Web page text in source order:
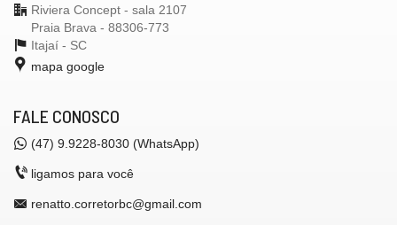
Riviera Concept - sala 2107
Praia Brava - 88306-773
Itajaí - SC
mapa google
FALE CONOSCO
(47) 9.9228-8030 (WhatsApp)
ligamos para você
renatto.corretorbc@gmail.com